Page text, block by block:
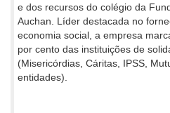
e dos recursos do colégio da
Auchan. Líder destacada no
economia social, a empresa
por cento das instituições de
(Misericórdias, Cáritas, IPSS,
entidades).